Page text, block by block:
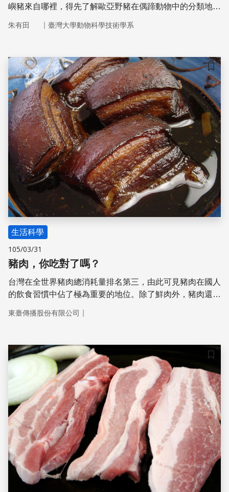
嶼豬來自哪裡，得先了解歐亞野豬在偶蹄動物中的分類地位
朱有田 ｜ 臺灣大學動物科學技術學系
儲存
生活科學
105/03/31
豬肉，你吃對了嗎？
台灣在全世界豬肉總消耗量排名第三，由此可見豬肉在國人
的飲食習慣中佔了極為重要的地位。除了鮮肉外，豬肉還大
寵物食品。本節目為您解說豬肉的常見疑問，讓您吃得更健
東臺傳播股份有限公司 ｜
儲存